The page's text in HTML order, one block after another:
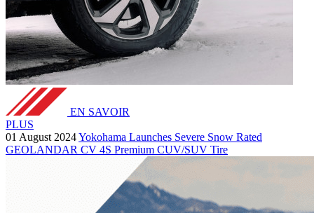
EN SAVOIR
PLUS
01 August 2024Yokohama Launches Severe Snow Rated
GEOLANDAR CV 4S Premium CUV/SUV Tire